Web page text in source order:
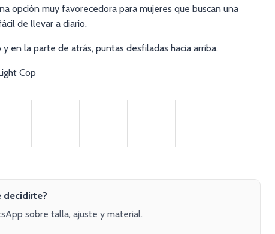
opción muy favorecedora para mujeres que buscan una
de llevar a diario.
en la parte de atrás, puntas desfiladas hacia arriba.
Cop
decidirte?
sobre talla, ajuste y material.